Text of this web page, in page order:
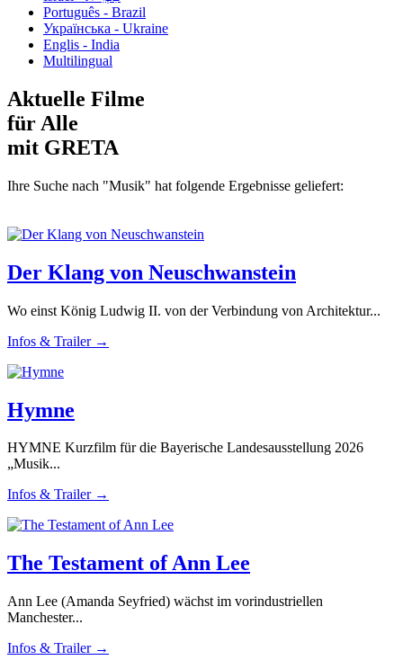
Português - Brazil
Українська - Ukraine
Englis - India
Multilingual
Aktuelle Filme
für Alle
mit GRETA
Ihre Suche nach "Musik" hat folgende Ergebnisse geliefert:
Der Klang von Neuschwanstein
Wo einst König Ludwig II. von der Verbindung von Architektur...
Infos & Trailer →
Hymne
HYMNE Kurzfilm für die Bayerische Landesausstellung 2026
„Musik...
Infos & Trailer →
The Testament of Ann Lee
Ann Lee (Amanda Seyfried) wächst im vorindustriellen
Manchester...
Infos & Trailer →